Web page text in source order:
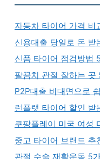
자동차 타이어 가격 비
신용대출 당일로 돈 받
신품 타이어 점검방법
팔꿈치 관절 잘하는 곳
P2P대출 비대면으로
런플랫 타이어 할인 받
쿠팡플레이 미국 여성
중고 타이어 브랜드 추
관절 수술 재활운동 5